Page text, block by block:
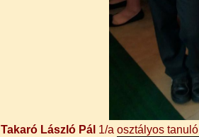
Takaró László Pál 1/a osztályos tanuló